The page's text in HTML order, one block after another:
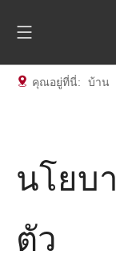
คุณอยู่ที่นี่: บ้าน
นโยบ
ตัว